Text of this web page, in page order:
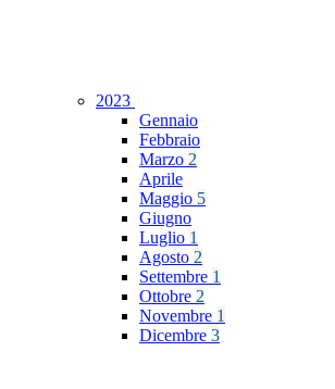
2023
Gennaio
Febbraio
Marzo 2
Aprile
Maggio 5
Giugno
Luglio 1
Agosto 2
Settembre 1
Ottobre 2
Novembre 1
Dicembre 3